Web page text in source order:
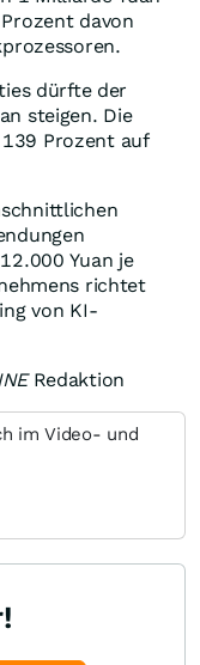
davon
dürfte der
steigen. Die
Prozent auf
Yuan je
richtet
von KI-
Redaktion
im Video- und